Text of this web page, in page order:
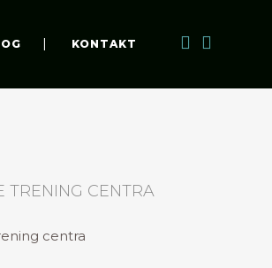
KONTAKT
TRENING CENTRA
centra